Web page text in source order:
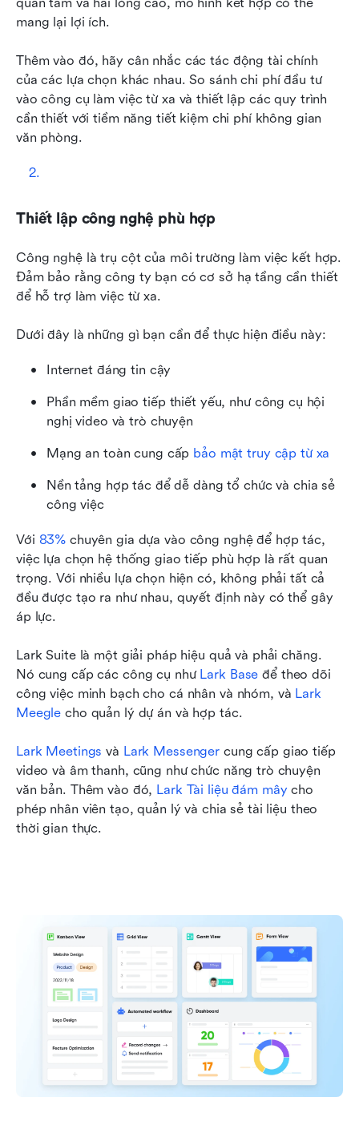
mang lại lợi ích.
Thêm vào đó, hãy cân nhắc các tác động tài chính
của các lựa chọn khác nhau. So sánh chi phí đầu tư
vào công cụ làm việc từ xa và thiết lập các quy trình
cần thiết với tiềm năng tiết kiệm chi phí không gian
văn phòng.
Thiết lập công nghệ phù hợp
Công nghệ là trụ cột của môi trường làm việc kết hợp.
Đảm bảo rằng công ty bạn có cơ sở hạ tầng cần thiết
để hỗ trợ làm việc từ xa.
Dưới đây là những gì bạn cần để thực hiện điều này:
Internet đáng tin cậy
Phần mềm giao tiếp thiết yếu, như công cụ hội
nghị video và trò chuyện
Mạng an toàn cung cấp bảo mật truy cập từ xa
Nền tảng hợp tác để dễ dàng tổ chức và chia sẻ
công việc
Với 83% chuyên gia dựa vào công nghệ để hợp tác,
việc lựa chọn hệ thống giao tiếp phù hợp là rất quan
trọng. Với nhiều lựa chọn hiện có, không phải tất cả
đều được tạo ra như nhau, quyết định này có thể gây
áp lực.
Lark Suite là một giải pháp hiệu quả và phải chăng.
Nó cung cấp các công cụ như Lark Base để theo dõi
công việc minh bạch cho cá nhân và nhóm, và Lark
Meegle cho quản lý dự án và hợp tác.
Lark Meetings và Lark Messenger cung cấp giao tiếp
video và âm thanh, cũng như chức năng trò chuyện
văn bản. Thêm vào đó, Lark Tài liệu đám mây cho
phép nhân viên tạo, quản lý và chia sẻ tài liệu theo
thời gian thực.